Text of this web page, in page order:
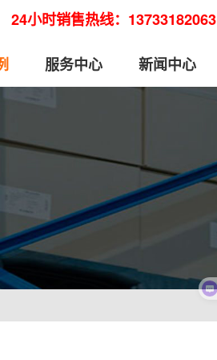
24小时销售热线：13733182063
服务中心 新闻中心